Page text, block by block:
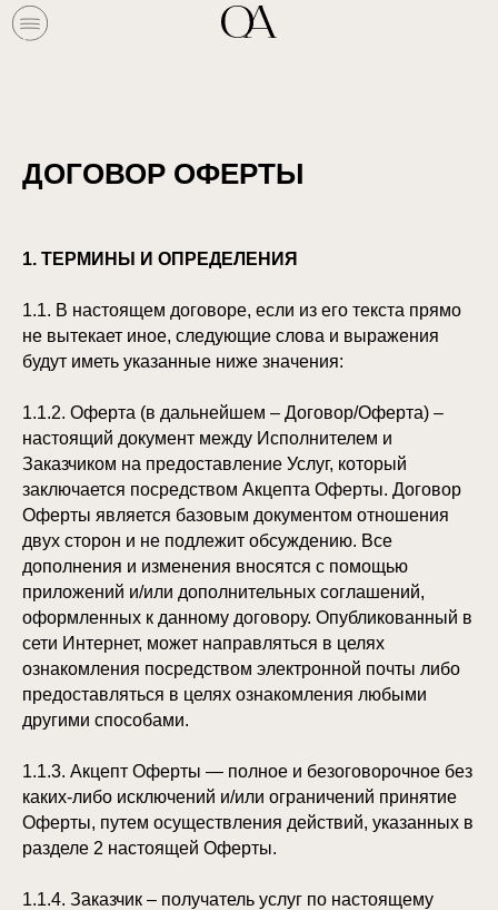
ДОГОВОР ОФЕРТЫ
1. ТЕРМИНЫ И ОПРЕДЕЛЕНИЯ
1.1. В настоящем договоре, если из его текста прямо
не вытекает иное, следующие слова и выражения
будут иметь указанные ниже значения:
1.1.2. Оферта (в дальнейшем – Договор/Оферта) –
настоящий документ между Исполнителем и
Заказчиком на предоставление Услуг, который
заключается посредством Акцепта Оферты. Договор
Оферты является базовым документом отношения
двух сторон и не подлежит обсуждению. Все
дополнения и изменения вносятся с помощью
приложений и/или дополнительных соглашений,
оформленных к данному договору. Опубликованный в
сети Интернет, может направляться в целях
ознакомления посредством электронной почты либо
предоставляться в целях ознакомления любыми
другими способами.
1.1.3. Акцепт Оферты — полное и безоговорочное без
каких-либо исключений и/или ограничений принятие
Оферты, путем осуществления действий, указанных в
разделе 2 настоящей Оферты.
1.1.4. Заказчик – получатель услуг по настоящему